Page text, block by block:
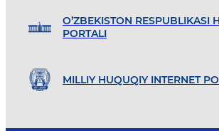
O’ZBEKISTON RESPUBLIKASI
PORTALI
MILLIY HUQUQIY INTERNET